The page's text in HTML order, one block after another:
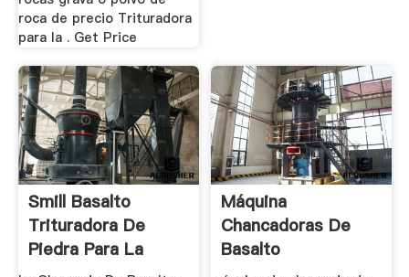
roca de precio Trituradora
para la . Get Price
Smill Basalto
Trituradora De
Piedra Para La
Máquina
Chancadoras De
Basalto